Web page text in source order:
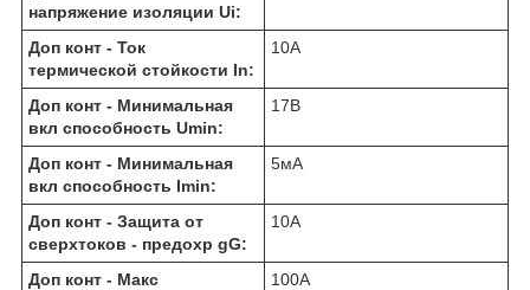
напряжение изоляции Ui:
Доп конт - Ток
термической стойкости In:
10А
Доп конт - Минимальная
вкл способность Umin:
17В
Доп конт - Минимальная
вкл способность Imin:
5мА
Доп конт - Защита от
сверхтоков - предохр gG:
10А
Доп конт - Макс
100А